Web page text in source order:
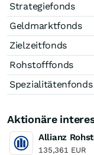
Strategiefonds
Geldmarktfonds
Zielzeitfonds
Rohstofffonds
Spezialitätenfonds
Aktionäre
Allianz
135,361 EUR